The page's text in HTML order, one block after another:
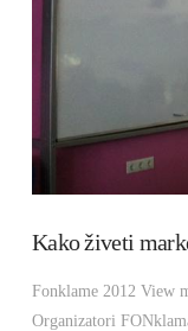
Kako živeti
Fonklame 2012 View
Organizatori